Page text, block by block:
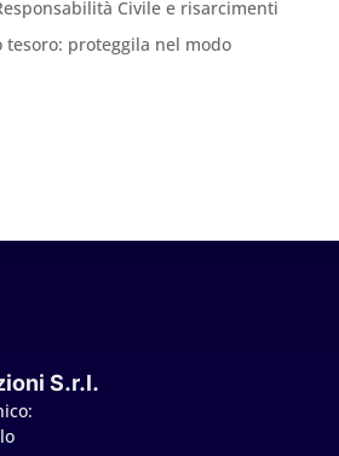
Civile e risarcimenti
tesoro: proteggila nel modo
S.r.l.